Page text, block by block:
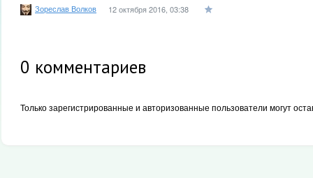
Зореслав Волков 12 октября 2016, 03:38
0 комментариев
Только зарегистрированные и авторизованные пользователи могут